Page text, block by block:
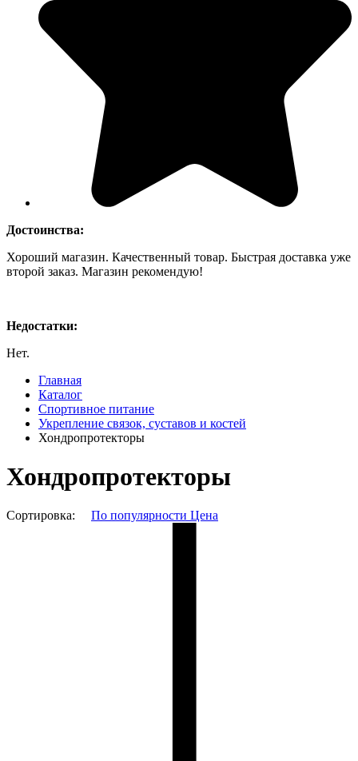
Достоинства:
Хороший магазин. Качественный товар. Быстрая доставка уже
второй заказ. Магазин рекомендую!
Недостатки:
Нет.
Главная
Каталог
Спортивное питание
Укрепление связок, суставов и костей
Хондропротекторы
Хондропротекторы
Сортировка: По популярности Цена